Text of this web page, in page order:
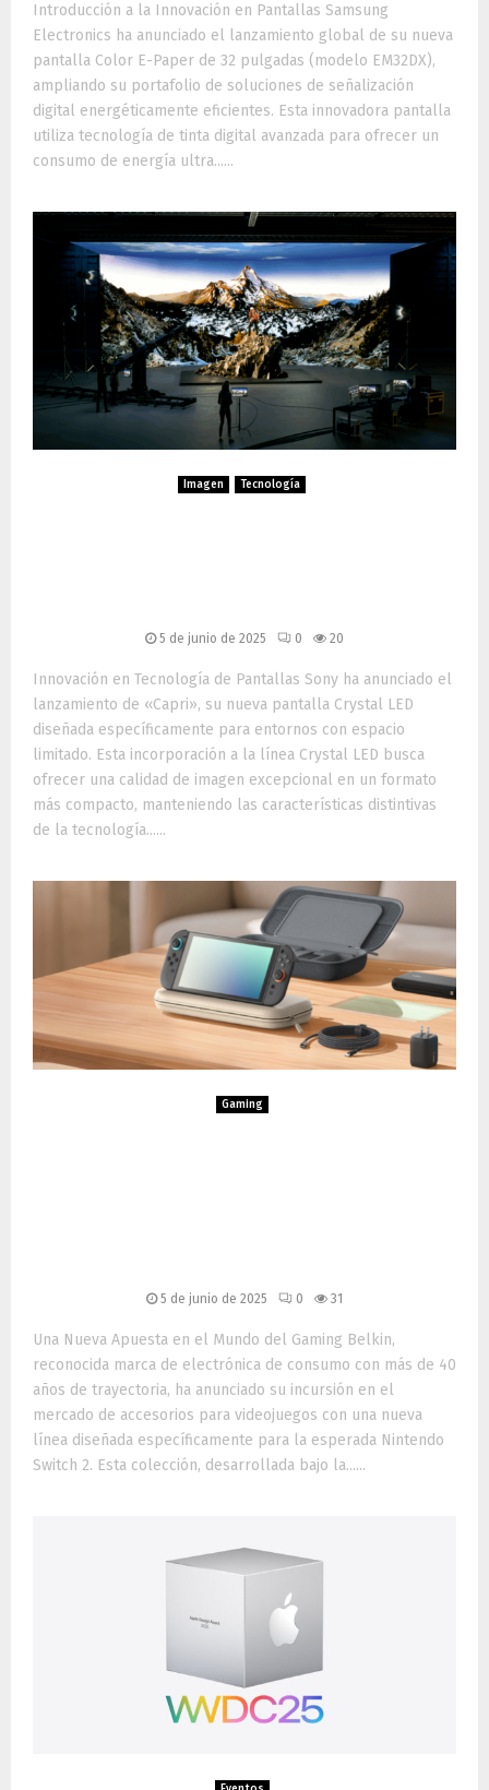
Introducción a la Innovación en Pantallas Samsung
Electronics ha anunciado el lanzamiento global de su nueva
pantalla Color E-Paper de 32 pulgadas (modelo EM32DX),
ampliando su portafolio de soluciones de señalización
digital energéticamente eficientes. Esta innovadora pantalla
utiliza tecnología de tinta digital avanzada para ofrecer un
consumo de energía ultra......
Imagen Tecnología
5 de junio de 2025 0 20
Innovación en Tecnología de Pantallas Sony ha anunciado el
lanzamiento de «Capri», su nueva pantalla Crystal LED
diseñada específicamente para entornos con espacio
limitado. Esta incorporación a la línea Crystal LED busca
ofrecer una calidad de imagen excepcional en un formato
más compacto, manteniendo las características distintivas
de la tecnología......
Gaming
5 de junio de 2025 0 31
Una Nueva Apuesta en el Mundo del Gaming Belkin,
reconocida marca de electrónica de consumo con más de 40
años de trayectoria, ha anunciado su incursión en el
mercado de accesorios para videojuegos con una nueva
línea diseñada específicamente para la esperada Nintendo
Switch 2. Esta colección, desarrollada bajo la......